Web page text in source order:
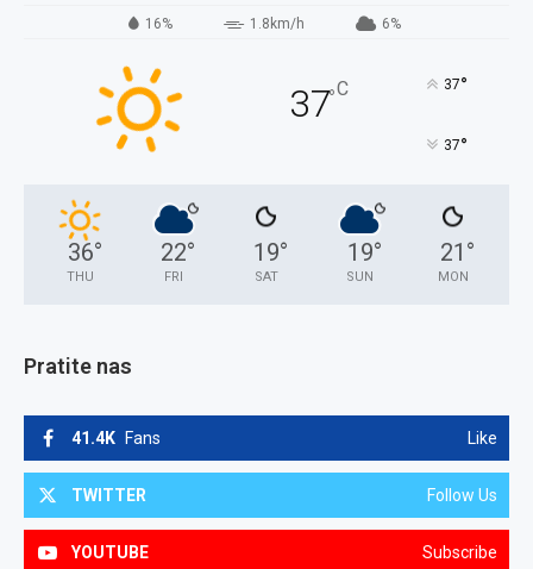
16% 1.8km/h 6%
37°C 37°
37°
36°
THU
22°
FRI
19°
SAT
19°
SUN
21 °
MON
Pratite nas
41.4K Fans Like
TWITTER Follow Us
YOUTUBE Subscribe